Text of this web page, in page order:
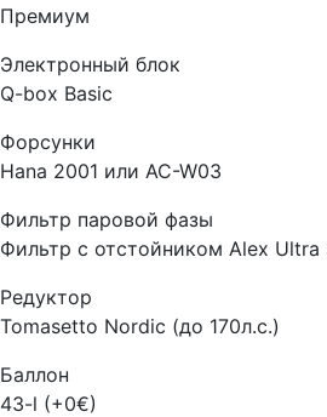
Премиум
Электронный блок
Q-box Basic
Форсунки
Hana 2001 или AC-W03
Фильтр паровой фазы
Фильтр с отстойником Alex Ultra
Редуктор
Tomasetto Nordic (до 170л.с.)
Баллон
43-l (+0€)